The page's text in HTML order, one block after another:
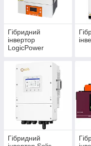
Гібридний
інвертор
LogicPower
Гібридний